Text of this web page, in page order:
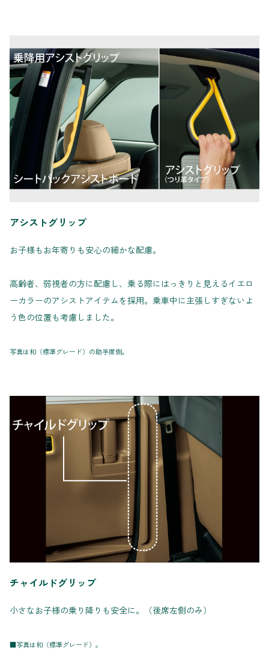
アシストグリップ
お子様もお年寄りも安心の細かな配慮。
高齢者、弱視者の方に配慮し、乗る際にはっきりと見えるイエロ
ーカラーのアシストアイテムを採用。乗車中に主張しすぎないよ
う色の位置も考慮しました。
写真は和（標準グレード）の助手席側。
チャイルドグリップ
小さなお子様の乗り降りも安全に。（後席左側のみ）
■写真は和（標準グレード）。